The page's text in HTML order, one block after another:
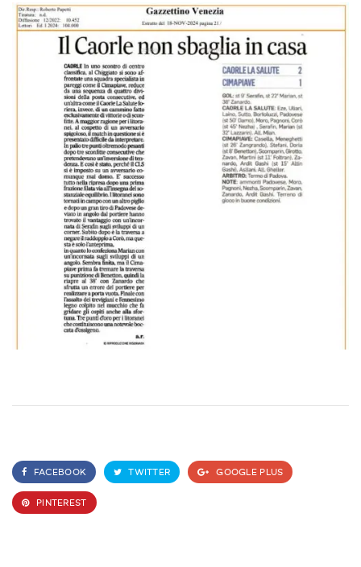
FACEBOOK TWITTER GOOGLE PLUS
PINTEREST